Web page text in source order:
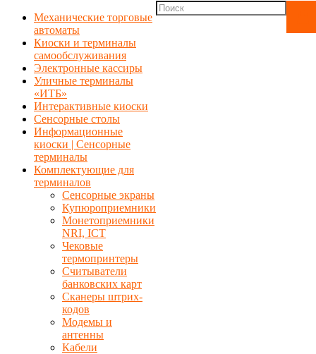
Механические торговые
автоматы
Киоски и терминалы
самообслуживания
Электронные кассиры
Уличные терминалы
«ИТБ»
Интерактивные киоски
Сенсорные столы
Информационные
киоски | Сенсорные
терминалы
Комплектующие для
терминалов
Сенсорные экраны
Купюроприемники
Монетоприемники
NRI, ICT
Чековые
термопринтеры
Считыватели
банковских карт
Сканеры штрих-
кодов
Модемы и
антенны
Кабели